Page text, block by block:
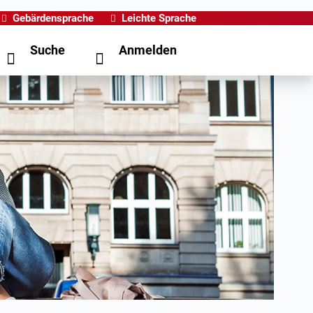
Gebärdensprache Leichte Sprache
Suche Anmelden